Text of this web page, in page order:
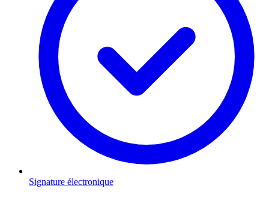
Signature électronique